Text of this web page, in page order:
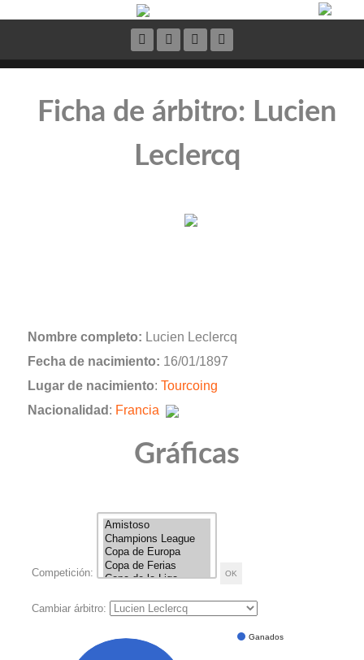
Ficha de árbitro: Lucien
Leclercq
Nombre completo: Lucien Leclercq
Fecha de nacimiento: 16/01/1897
Lugar de nacimiento: Tourcoing
Nacionalidad : Francia
Gráficas
Competición:
Cambiar árbitro:
Ganados